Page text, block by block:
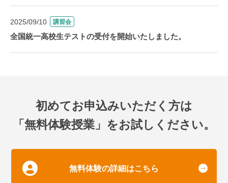
2025/09/10 講習会
全国統一高校生テストの受付を開始いたしました。
初めてお申込みいただく方は
「無料体験授業」をお試しください。
無料体験の詳細はこちら